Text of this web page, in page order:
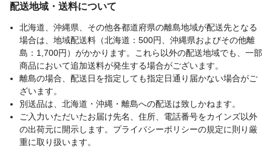
配送地域・送料について
北海道、沖縄県、その他各都道府県の離島地域が配送先となる
場合は、地域配送料（北海道：500円、沖縄県およびその他離
島：1,700円）がかかります。これら以外の配送地域でも、一部
商品において追加送料が発生する場合がございます。
離島の場合、配送日を指定しても指定日通り届かない場合がご
ざいます。
別送品は、北海道・沖縄・離島への配送は致しかねます。
ご入力いただいたお届け先名、住所、電話番号をカインズ以外
の出荷元に開示します。プライバシーポリシーの規定に則り厳
重に取り扱います。